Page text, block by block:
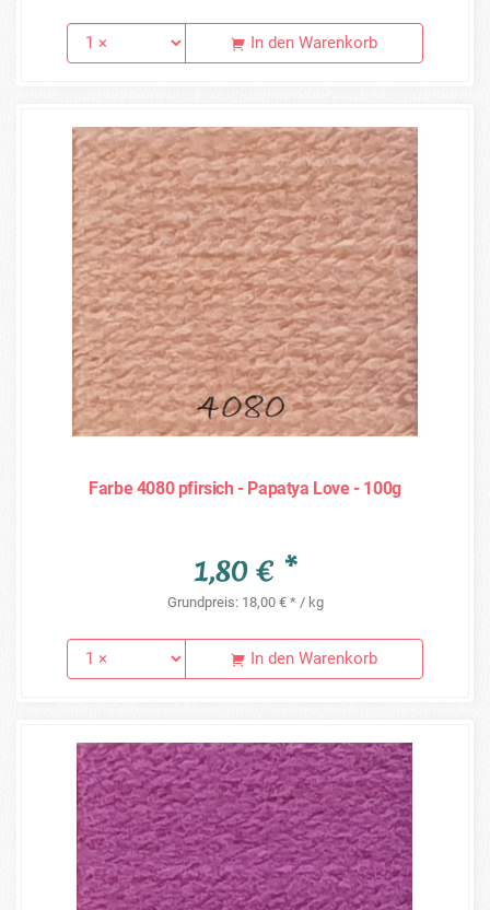
In den Warenkorb
Farbe 4080 pfirsich - Papatya Love - 100g
1,80 € *
Grundpreis: 18,00 € * / kg
In den Warenkorb